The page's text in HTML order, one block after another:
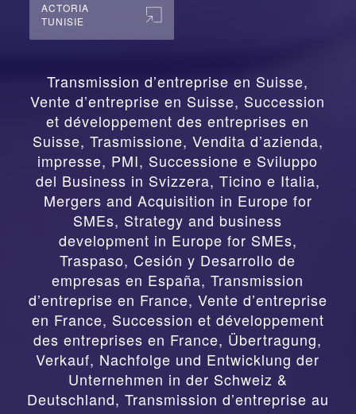
ACTORIA
TUNISIE
Transmission d’entreprise en Suisse,
Vente d’entreprise en Suisse, Succession
et développement des entreprises en
Suisse, Trasmissione, Vendita d’azienda,
impresse, PMI, Successione e Sviluppo
del Business in Svizzera, Ticino e Italia,
Mergers and Acquisition in Europe for
SMEs, Strategy and business
development in Europe for SMEs,
Traspaso, Cesión y Desarrollo de
empresas en España,Transmission
d’entreprise en France, Vente d’entreprise
en France, Succession et développement
des entreprises en France, Übertragung,
Verkauf, Nachfolge und Entwicklung der
Unternehmen in der Schweiz &
Deutschland, Transmission d’entreprise au